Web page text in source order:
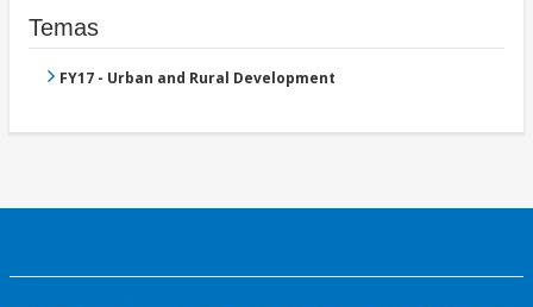
Temas
FY17 - Urban and Rural Development